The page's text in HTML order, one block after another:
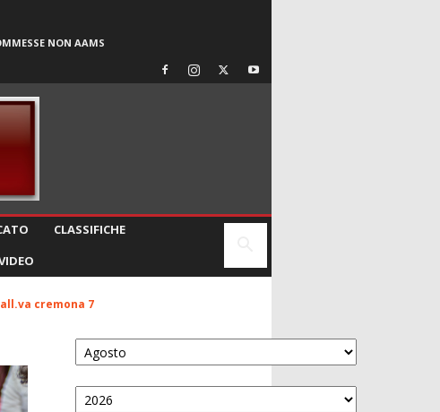
NON AAMS
CLASSIFICHE
cremona 7